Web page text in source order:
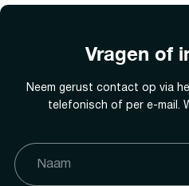
Vragen of
Neem gerust contact op via
telefonisch of per e-mail.